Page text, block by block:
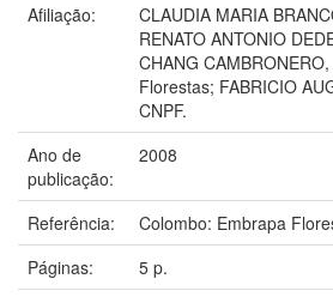
Afiliação:
CLAUDIA MARIA
RENATO ANTONIO
CHANG
Florestas; FABRICIO
CNPF.
Ano de
publicação:
2008
Referência:
Colombo: Embrapa
Páginas:
5 p.